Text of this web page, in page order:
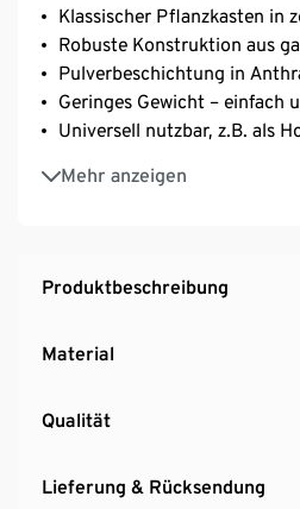
Klassischer Pflanzkasten in
Robuste Konstruktion aus
Pulverbeschichtung in
Geringes Gewicht – einfach
Universell nutzbar, z.B. als
Mehr anzeigen
Inkl. Zwischenboden: spart
dadurch Gewicht
Produktbeschreibung
Material
Qualität
Lieferung & Rücksendung